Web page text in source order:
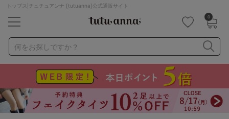
トップス|チュチュアンナ [tutuanna]公式通販サイト
0
何をお探しですか？
ナイトブラ ノンワイヤー 特盛ブラ
チューブトップ
折り畳み
パジャマ ストッキング
キャミソール